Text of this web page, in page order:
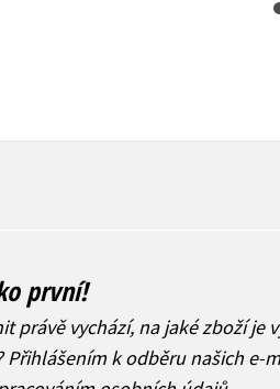
první!
právě vychází, na jaké zboží je
Přihlášením k odběru našich e-